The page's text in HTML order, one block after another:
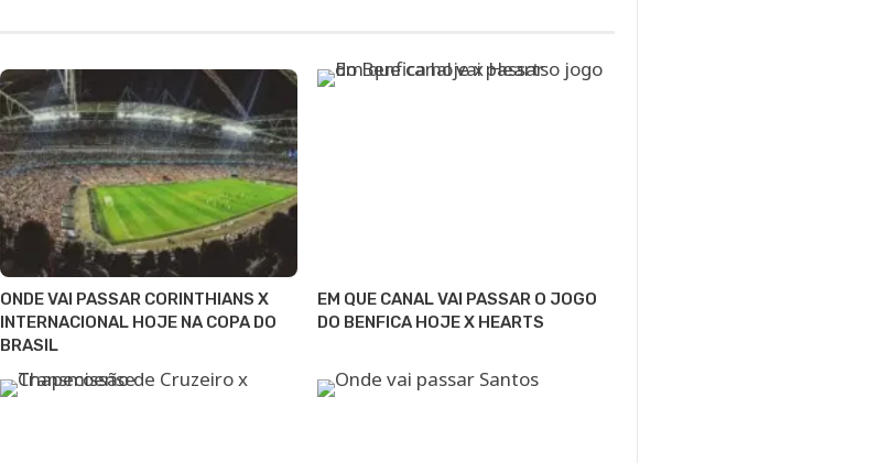
ONDE VAI PASSAR CORINTHIANS X
INTERNACIONAL HOJE NA COPA DO
BRASIL
EM QUE CANAL VAI PASSAR O JOGO
DO BENFICA HOJE X HEARTS